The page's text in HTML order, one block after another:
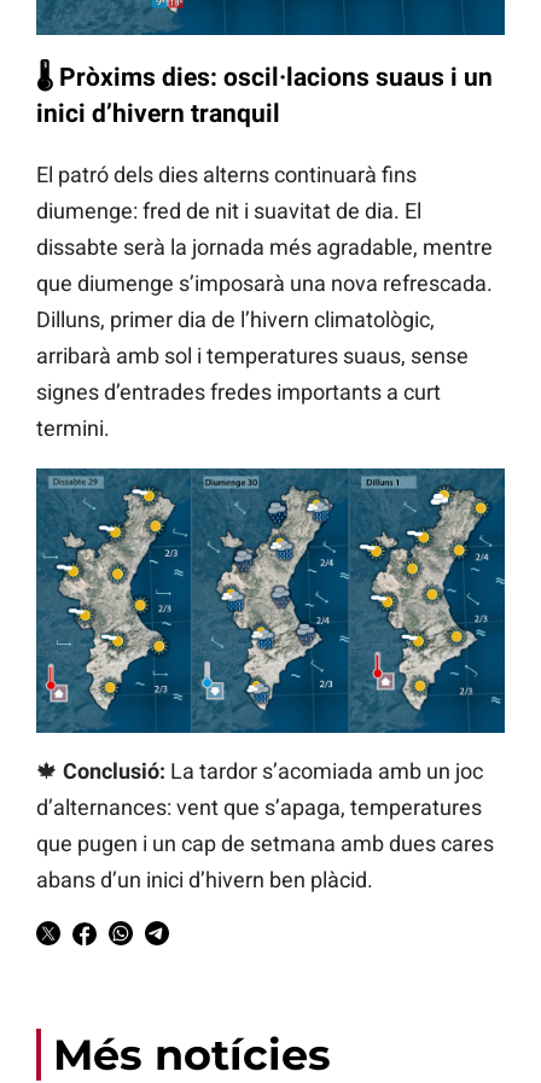
🌡️ Pròxims dies: oscil·lacions suaus i un
inici d’hivern tranquil
El patró dels dies alterns continuarà fins
diumenge: fred de nit i suavitat de dia. El
dissabte serà la jornada més agradable, mentre
que diumenge s’imposarà una nova refrescada.
Dilluns, primer dia de l’hivern climatològic,
arribarà amb sol i temperatures suaus, sense
signes d’entrades fredes importants a curt
termini.
🍁 Conclusió: La tardor s’acomiada amb un joc
d’alternances: vent que s’apaga, temperatures
que pugen i un cap de setmana amb dues cares
abans d’un inici d’hivern ben plàcid.
Més notícies